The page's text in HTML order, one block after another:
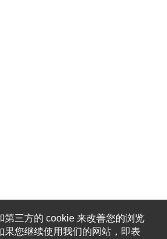
第三方的 cookie 来改善您的浏览
果您继续使用我们的网站，即表